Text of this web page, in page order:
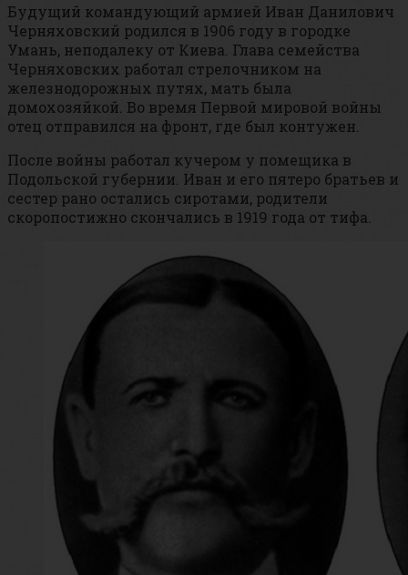
Будущий командующий армией Иван Данилович
Черняховский родился в 1906 году в городке
Умань, неподалеку от Киева. Глава семейства
Черняховских работал стрелочником на
железнодорожных путях, мать была
домохозяйкой. Во время Первой мировой войны
отец отправился на фронт, где был контужен.
После войны работал кучером у помещика в
Подольской губернии. Иван и его пятеро братьев и
сестер рано остались сиротами, родители
скоропостижно скончались в 1919 года от тифа.